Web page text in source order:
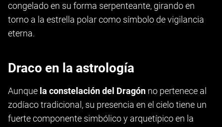
congelado en su forma serpenteante, girando en
torno a la estrella polar como símbolo de vigilancia
eterna.
Draco en la astrología
Aunque la constelación del Dragón no pertenece al
zodíaco tradicional, su presencia en el cielo tiene un
fuerte componente simbólico y arquetípico en la